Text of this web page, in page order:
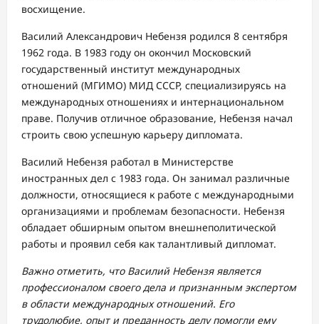
восхищение.
Василий Александрович Небензя родился 8 сентября
1962 года. В 1983 году он окончил Московский
государственный институт международных
отношений (МГИМО) МИД СССР, специализируясь на
международных отношениях и интернациональном
праве. Получив отличное образование, Небензя начал
строить свою успешную карьеру дипломата.
Василий Небензя работал в Министерстве
иностранных дел с 1983 года. Он занимал различные
должности, относящиеся к работе с международными
организациями и проблемам безопасности. Небензя
обладает обширным опытом внешнеполитической
работы и проявил себя как талантливый дипломат.
Важно отметить, что Василий Небензя является
профессионалом своего дела и признанным экспертом
в области международных отношений. Его
трудолюбие, опыт и преданность делу помогли ему